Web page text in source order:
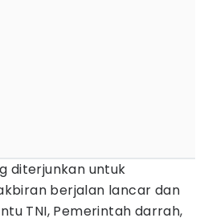
diterjunkan untuk
berjalan lancar dan
TNI, Pemerintah darrah,